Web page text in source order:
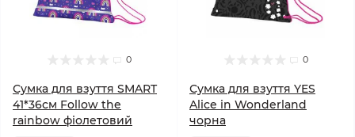
0
Сумка для взуття SMART
41*36см Follow the
rainbow фіолетовий
0
Сумка для взуття YES
Alice in Wonderland
чорна